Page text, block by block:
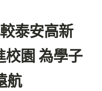
泰安高新
校園 為學子
航